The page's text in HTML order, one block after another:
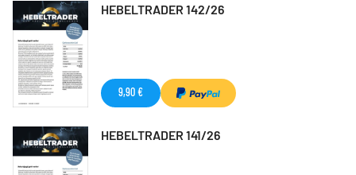
HEBELTRADER 142/26
9,90 €
HEBELTRADER 141/26